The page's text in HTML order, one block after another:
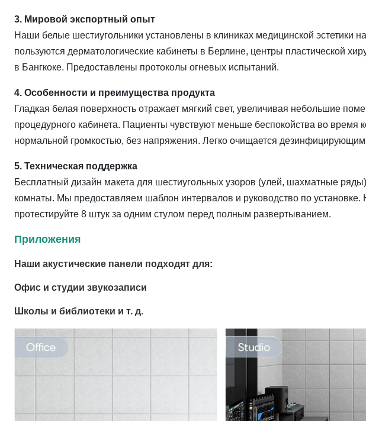
3. Мировой экспортный опыт
Наши белые шестиугольники установлены в клиниках медицинской эстетики
пользуются дерматологические кабинеты в Берлине, центры пластической
в Бангкоке. Предоставлены протоколы огневых испытаний.
4. Особенности и преимущества продукта
Гладкая белая поверхность отражает мягкий свет, увеличивая небольшие
процедурного кабинета. Пациенты чувствуют меньше беспокойства во время
нормальной громкостью, без напряжения. Легко очищается
5. Техническая поддержка
Бесплатный дизайн макета для шестиугольных узоров (улей, шахматные
комнаты. Мы предоставляем шаблон интервалов и руководство по
протестируйте 8 штук за одним стулом перед полным развертыванием.
Приложения
Наши акустические панели подходят для:
Офис и студии звукозаписи
Школы и библиотеки и т. д.